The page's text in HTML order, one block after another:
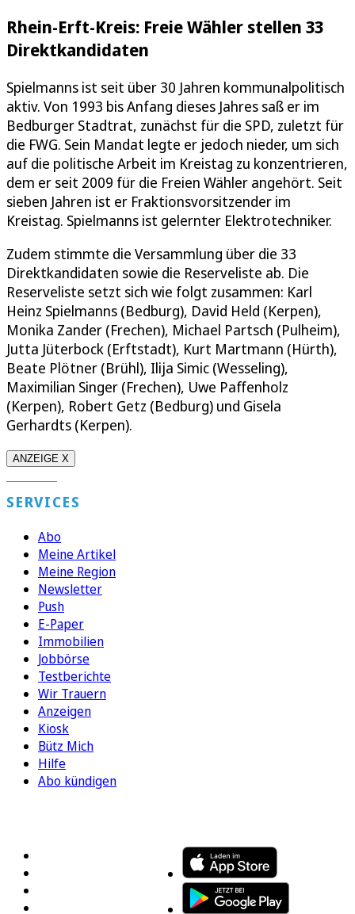
Rhein-Erft-Kreis: Freie Wähler stellen 33
Direktkandidaten
Spielmanns ist seit über 30 Jahren kommunalpolitisch
aktiv. Von 1993 bis Anfang dieses Jahres saß er im
Bedburger Stadtrat, zunächst für die SPD, zuletzt für
die FWG. Sein Mandat legte er jedoch nieder, um sich
auf die politische Arbeit im Kreistag zu konzentrieren,
dem er seit 2009 für die Freien Wähler angehört. Seit
sieben Jahren ist er Fraktionsvorsitzender im
Kreistag. Spielmanns ist gelernter Elektrotechniker.
Zudem stimmte die Versammlung über die 33
Direktkandidaten sowie die Reserveliste ab. Die
Reserveliste setzt sich wie folgt zusammen: Karl
Heinz Spielmanns (Bedburg), David Held (Kerpen),
Monika Zander (Frechen), Michael Partsch (Pulheim),
Jutta Jüterbock (Erftstadt), Kurt Martmann (Hürth),
Beate Plötner (Brühl), Ilija Simic (Wesseling),
Maximilian Singer (Frechen), Uwe Paffenholz
(Kerpen), Robert Getz (Bedburg) und Gisela
Gerhardts (Kerpen).
ANZEIGE X
SERVICES
Abo
Meine Artikel
Meine Region
Newsletter
Push
E-Paper
Immobilien
Jobbörse
Testberichte
Wir Trauern
Anzeigen
Kiosk
Bütz Mich
Hilfe
Abo kündigen